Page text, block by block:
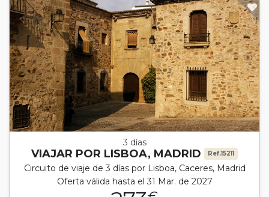
3 días
VIAJAR POR LISBOA, MADRID Ref.15211
Circuito de viaje de 3 días por Lisboa, Caceres, Madrid
Oferta válida hasta el 31 Mar. de 2027